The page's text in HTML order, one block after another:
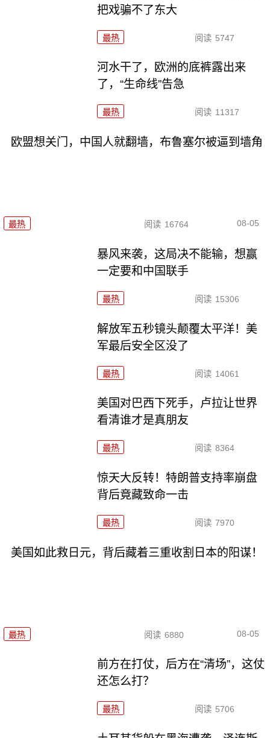
把戏骗不了东大
最热 阅读 5747
河水干了，欧洲的底裤露出来
了，“生命线”告急
最热 阅读 11317
欧盟想关门，中国人就翻墙，布鲁塞尔被逼到墙角
最热 阅读 16764 08-05
暴风来袭，这局决不能输，想赢
一定要和中国联手
最热 阅读 15306
解放军五秒镜头颠覆太平洋！美
军最后安全区没了
最热 阅读 14061
美国对巴西下死手，卢拉让世界
看清谁才是真朋友
最热 阅读 8364
惊天大反转！特朗普支持率崩盘
背后竟藏致命一击
最热 阅读 7970
美国如此救日元，背后藏着三重收割日本的阳谋！
最热 阅读 6880 08-05
前方在打仗，后方在“清场”，这仗
还怎么打？
最热 阅读 5706